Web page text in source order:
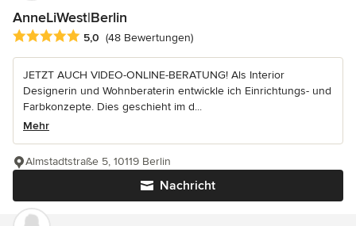
AnneLiWest|Berlin
Durchschnittliche Bewertung: 5 von 5 Sternen
5,0 (48 Bewertungen)
JETZT AUCH VIDEO-ONLINE-BERATUNG! Als Interior
Designerin und Wohnberaterin entwickle ich Einrichtungs- und
Farbkonzepte. Dies geschieht im d...
Mehr
Nachricht
Almstadtstraße 5, 10119 Berlin